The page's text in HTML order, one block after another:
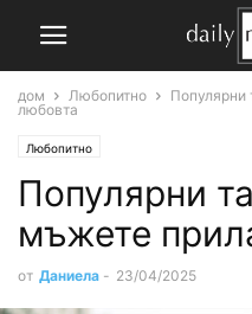
дом Любопитно
Популярни
любовта
Любопитно
Популярни
мъжете
от Даниела - 23/04/2025